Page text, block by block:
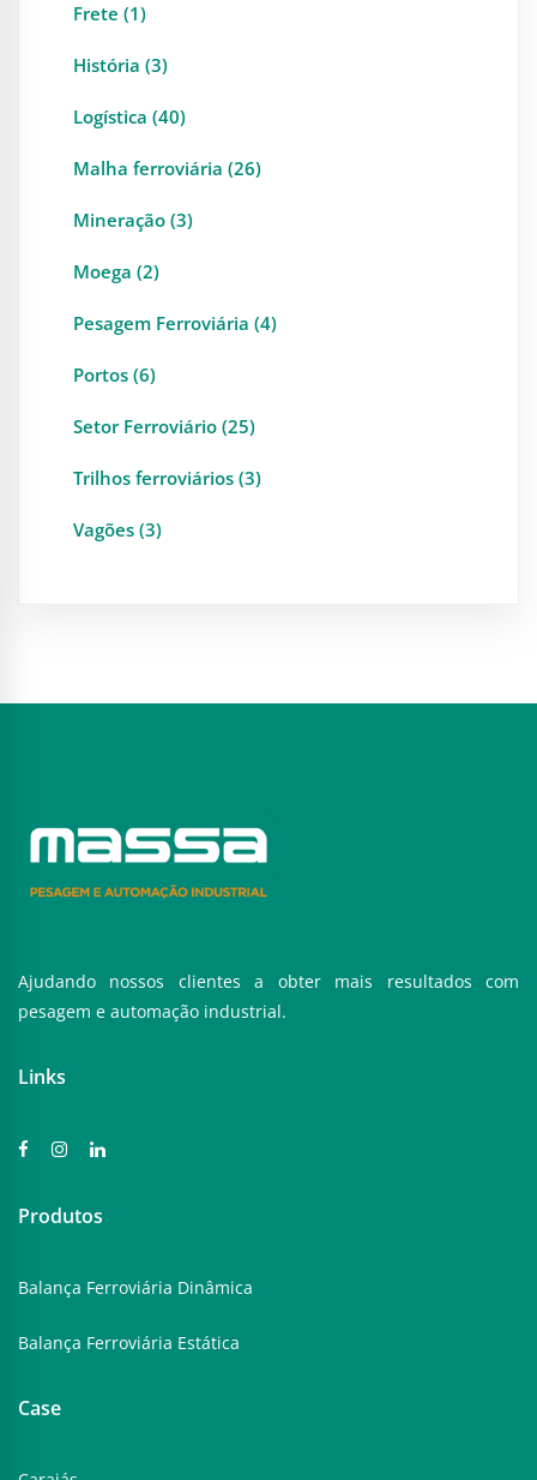
Frete (1)
História (3)
Logística (40)
Malha ferroviária (26)
Mineração (3)
Moega (2)
Pesagem Ferroviária (4)
Portos (6)
Setor Ferroviário (25)
Trilhos ferroviários (3)
Vagões (3)
Ajudando nossos clientes a obter mais resultados com
pesagem e automação industrial.
Links
Produtos
Balança Ferroviária Dinâmica
Balança Ferroviária Estática
Case